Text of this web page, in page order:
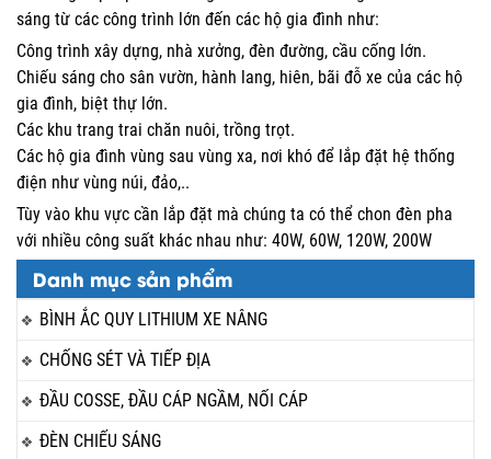
Danh mục sản phẩm
BÌNH ẮC QUY LITHIUM XE NÂNG
CHỐNG SÉT VÀ TIẾP ĐỊA
ĐẦU COSSE, ĐẦU CÁP NGẦM, NỐI CÁP
ĐÈN CHIẾU SÁNG
sáng từ các công trình lớn đến các hộ gia đình như:
Công trình xây dựng, nhà xưởng, đèn đường, cầu cống lớn.
Chiếu sáng cho sân vườn, hành lang, hiên, bãi đỗ xe của các hộ
gia đình, biệt thự lớn.
Các khu trang trai chăn nuôi, trồng trọt.
Các hộ gia đình vùng sau vùng xa, nơi khó để lắp đặt hệ thống
điện như vùng núi, đảo,..
Tùy vào khu vực cần lắp đặt mà chúng ta có thể chon đèn pha
với nhiều công suất khác nhau như: 40W, 60W, 120W, 200W